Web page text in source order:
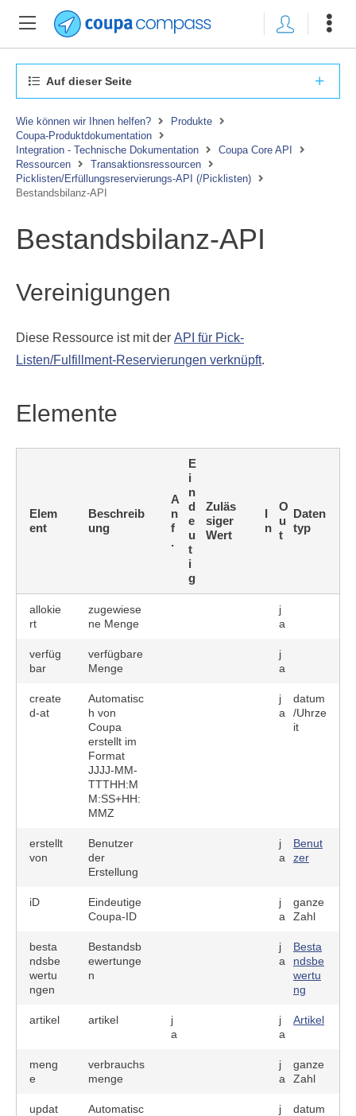
Auf dieser Seite
Wie können wir Ihnen helfen?
Produkte
Coupa-Produktdokumentation
Integration - Technische Dokumentation
Coupa Core API
Ressourcen
Transaktionsressourcen
Picklisten/Erfüllungsreservierungs-API (/Picklisten)
Bestandsbilanz-API
Bestandsbilanz-API
Vereinigungen
Diese Ressource ist mit der API für Pick-
Listen/Fulfillment-Reservierungen verknüpft.
Elemente
Elem
ent
Beschreib
ung
A
n
f
.
E
i
n
d
e
u
t
i
g
Zuläs
siger
Wert
I
n
O
u
t
Daten
typ
allokie
rt
zugewiese
ne Menge
j
a
verfüg
bar
verfügbare
Menge
j
a
create
d-at
Automatisc
h von
Coupa
erstellt im
Format
JJJJ-MM-
TTTHH:M
M:SS+HH:
MMZ
j
a
datum
/Uhrze
it
erstellt
von
Benutzer
der
Erstellung
j
a
Benut
zer
iD
Eindeutige
Coupa-ID
j
a
ganze
Zahl
besta
ndsbe
wertu
ngen
Bestandsb
ewertunge
n
j
a
Besta
ndsbe
wertu
ng
artikel artikel
j
a
j
a
Artikel
meng
e
verbrauchs
menge
j
a
ganze
Zahl
updat
Automatisc
j
datum